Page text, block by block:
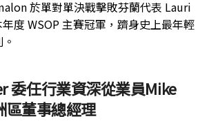
於單對單決戰擊敗芬蘭代表 Lauri
度 WSOP 主賽冠軍，躋身史上最年輕
委任行業資深從業員Mike
董事總經理